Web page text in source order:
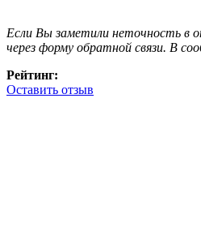
Если Вы заметили неточность в
через форму обратной связи. В
Рейтинг:
Оставить отзыв